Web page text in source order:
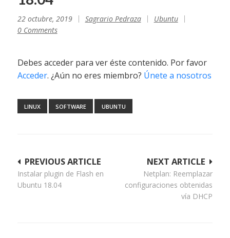
22 octubre, 2019 Sagrario Pedraza
Ubuntu
0 Comments
Debes acceder para ver éste contenido. Por favor
Acceder. ¿Aún no eres miembro? Únete a nosotros
LINUX SOFTWARE UBUNTU
Navegación
de
NEXT ARTICLE
Netplan: Reemplazar
configuraciones obtenidas
vía DHCP
PREVIOUS ARTICLE
Instalar plugin de Flash en
Ubuntu 18.04